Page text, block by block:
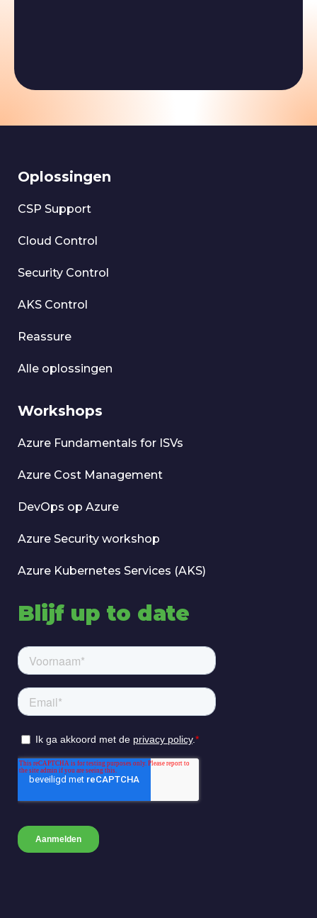
Oplossingen
CSP Support
Cloud Control
Security Control
AKS Control
Reassure
Alle oplossingen
Workshops
Azure Fundamentals for ISVs
Azure Cost Management
DevOps op Azure
Azure Security workshop
Azure Kubernetes Services (AKS)
Blijf up to date